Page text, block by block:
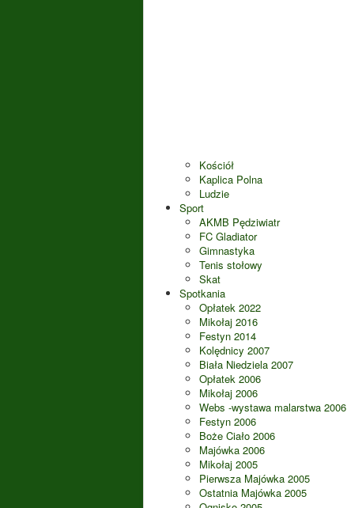
Kościół
Kaplica Polna
Ludzie
Sport
AKMB Pędziwiatr
FC Gladiator
Gimnastyka
Tenis stołowy
Skat
Spotkania
Opłatek 2022
Mikołaj 2016
Festyn 2014
Kolędnicy 2007
Biała Niedziela 2007
Opłatek 2006
Mikołaj 2006
Webs -wystawa malarstwa 2006
Festyn 2006
Boże Ciało 2006
Majówka 2006
Mikołaj 2005
Pierwsza Majówka 2005
Ostatnia Majówka 2005